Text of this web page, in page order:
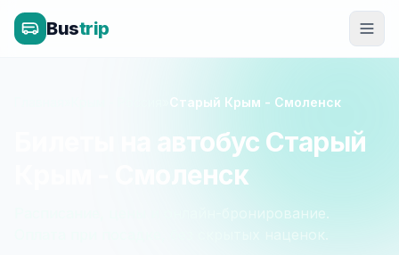
Bustrip
Старый Крым - Смоленск
Билеты на автобус Старый
Крым - Смоленск
Расписание, цены и онлайн-бронирование.
Оплата при посадке, без скрытых наценок.